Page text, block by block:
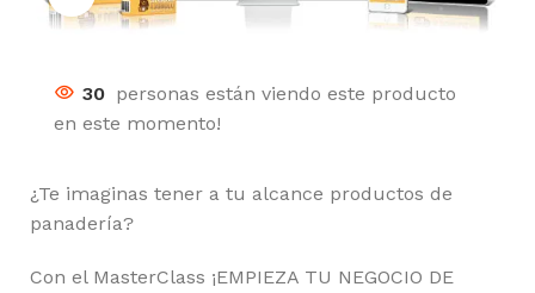
30 personas están viendo este producto
en este momento!
¿Te imaginas tener a tu alcance productos de
panadería?
Con el MasterClass ¡EMPIEZA TU NEGOCIO DE